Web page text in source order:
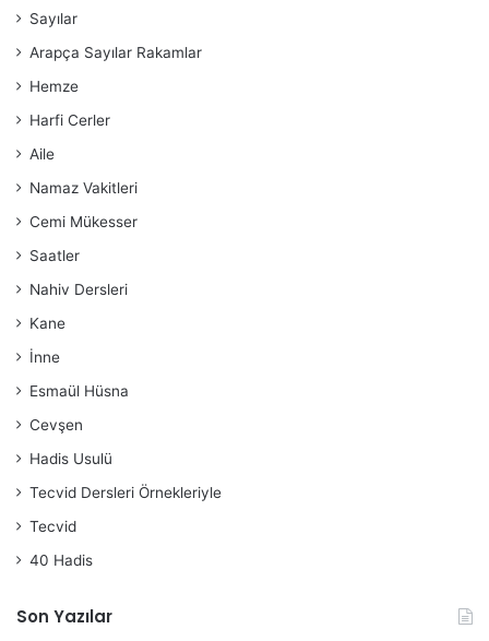
Sayılar
Arapça Sayılar Rakamlar
Hemze
Harfi Cerler
Aile
Namaz Vakitleri
Cemi Mükesser
Saatler
Nahiv Dersleri
Kane
İnne
Esmaül Hüsna
Cevşen
Hadis Usulü
Tecvid Dersleri Örnekleriyle
Tecvid
40 Hadis
Son Yazılar